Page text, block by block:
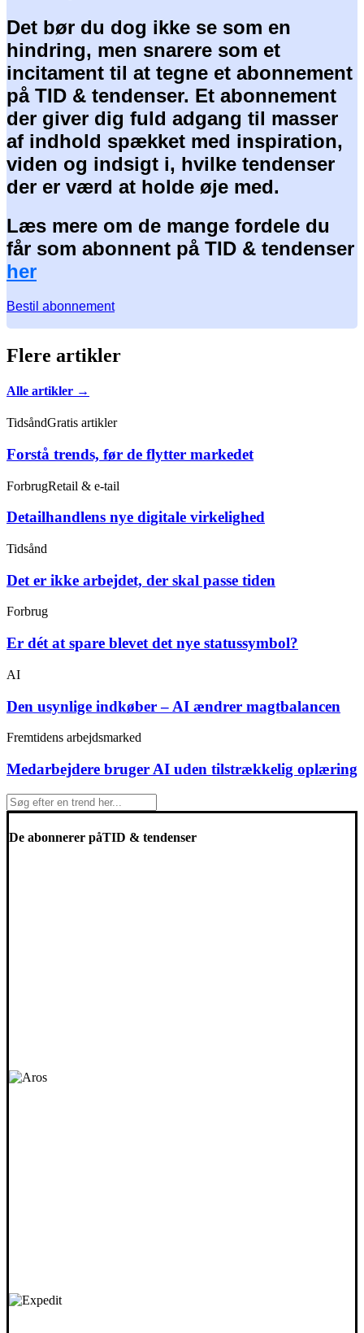
Det bør du dog ikke se som en
hindring, men snarere som et
incitament til at tegne et abonnement
på TID & tendenser. Et abonnement
der giver dig fuld adgang til masser
af indhold spækket med inspiration,
viden og indsigt i, hvilke tendenser
der er værd at holde øje med.
Læs mere om de mange fordele du
får som abonnent på TID & tendenser
her
Bestil abonnement
Flere artikler
Alle artikler →
TidsåndGratis artikler
Forstå trends, før de flytter markedet
ForbrugRetail & e-tail
Detailhandlens nye digitale virkelighed
Tidsånd
Det er ikke arbejdet, der skal passe tiden
Forbrug
Er dét at spare blevet det nye statussymbol?
AI
Den usynlige indkøber – AI ændrer magtbalancen
Fremtidens arbejdsmarked
Medarbejdere bruger AI uden tilstrækkelig oplæring
De abonnerer påTID & tendenser